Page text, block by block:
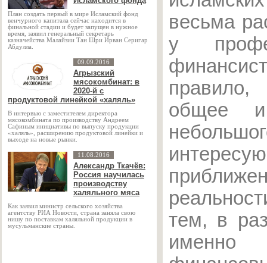
План создать первый в мире Исламский фонд
венчурного капитала сейчас находится в
финальной стадии и будет запущен в нужное
время, заявил генеральный секретарь
казначейства Малайзии Тан Шри Ирван Серигар
Абдулла.
09.09.2016
Агрызский
мясокомбинат: в
2020-й с
продуктовой линейкой «халяль»
В интервью с заместителем директора
мясокомбината по производству Андреем
Сафиным инициативы по выпуску продукции
«халяль», расширению продуктовой линейки и
выходе на новые рынки.
11.08.2016
Александр Ткачёв:
Россия научилась
производству
халяльного мяса
Как заявил министр сельского хозяйства
агентству РИА Новости, страна заняла свою
нишу по поставкам халяльной продукции в
мусульманские страны.
весьма
у
общее
тем, в
именно